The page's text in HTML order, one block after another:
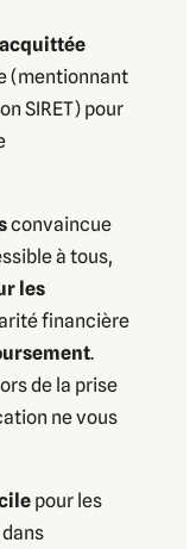
(mentionnant
SIRET) pour
convaincue
à tous,
les
financière
.
de la prise
ne vous
pour les